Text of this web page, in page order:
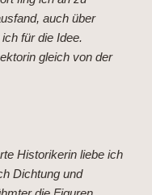
auch über
für die Idee.
gleich von der
Historikerin liebe ich
Dichtung und